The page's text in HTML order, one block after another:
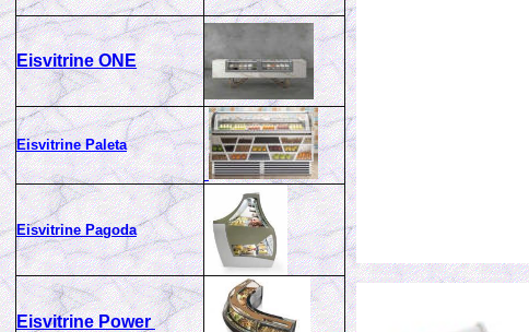
Eisvitrine ONE
Eisvitrine Paleta
Eisvitrine Pagoda
Eisvitrine Power